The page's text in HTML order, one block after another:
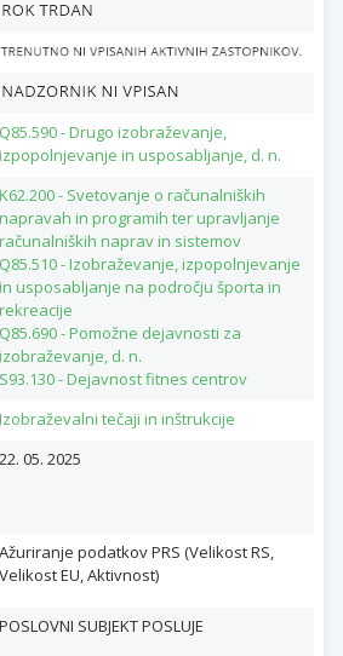
Q85.590 - Drugo izobraževanje,
izpopolnjevanje in usposabljanje, d. n.
K62.200 - Svetovanje o računalniških
napravah in programih ter upravljanje
računalniških naprav in sistemov
Q85.510 - Izobraževanje, izpopolnjevanje
in usposabljanje na področju športa in
rekreacije
Q85.690 - Pomožne dejavnosti za
izobraževanje, d. n.
S93.130 - Dejavnost fitnes centrov
Izobraževalni tečaji in inštrukcije
22. 05. 2025
Ažuriranje podatkov PRS (Velikost RS,
Velikost EU, Aktivnost)
POSLOVNI SUBJEKT POSLUJE